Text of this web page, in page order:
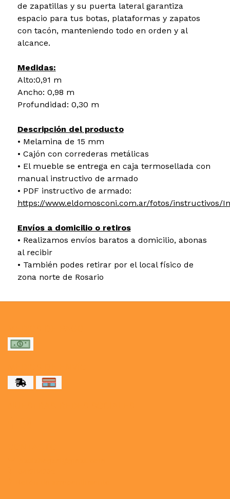
de zapatillas y su puerta lateral garantiza
espacio para tus botas, plataformas y zapatos
con tacón, manteniendo todo en orden y al
alcance.
Medidas:
Alto:0,91 m
Ancho: 0,98 m
Profundidad: 0,30 m
Descripción del producto
• Melamina de 15 mm
• Cajón con correderas metálicas
• El mueble se entrega en caja termosellada con
manual instructivo de armado
• PDF instructivo de armado:
https://www.eldomosconi.com.ar/fotos/instructivos/
Envíos a domicilio o retiros
• Realizamos envíos baratos a domicilio, abonas
al recibir
• También podes retirar por el local físico de
zona norte de Rosario